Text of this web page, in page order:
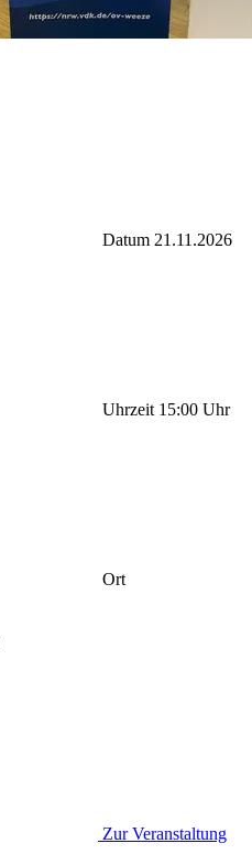
Datum 21.11.2026
Uhrzeit 15:00 Uhr
Ort
Zur Veranstaltung